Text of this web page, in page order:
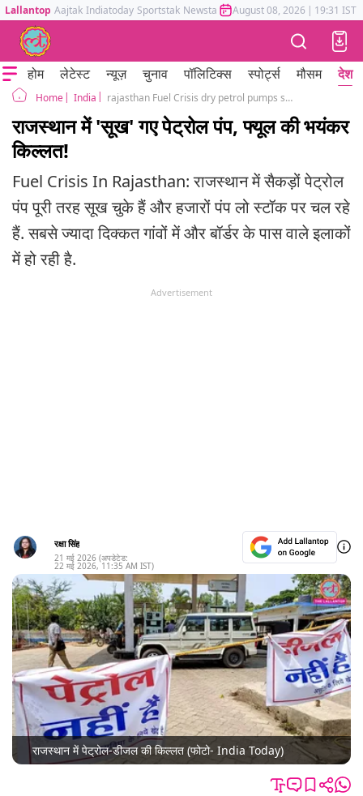
Lallantop Aajtak Indiatoday Sportstak Newstak Mumbai Tak Astrotak
August 08, 2026 | 19:31 IST
होम लेटेस्ट न्यूज़ चुनाव पॉलिटिक्स स्पोर्ट्स मौसम देश
Home India rajasthan Fuel Crisis dry petrol pumps seen in jaipur
राजस्थान में 'सूख' गए पेट्रोल पंप, फ्यूल की भयंकर
किल्लत!
Fuel Crisis In Rajasthan: राजस्थान में सैकड़ों पेट्रोल
पंप पूरी तरह सूख चुके हैं और हजारों पंप लो स्टॉक पर चल रहे
हैं. सबसे ज्यादा दिक्कत गांवों में और बॉर्डर के पास वाले इलाकों
में हो रही है.
Advertisement
रक्षा सिंह
21 मई 2026 (अपडेटेड:
22 मई 2026, 11:35 AM IST)
राजस्थान में पेट्रोल-डीजल की किल्लत (फोटो- India Today)